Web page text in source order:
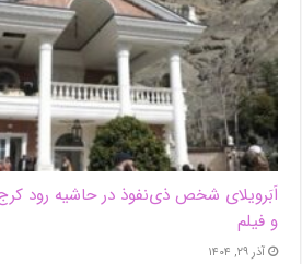
اَبَر‌ویلای شخص ذی‌نفوذ در حاشیه‌ رود
و فیلم
آذر ۲۹, ۱۴۰۴